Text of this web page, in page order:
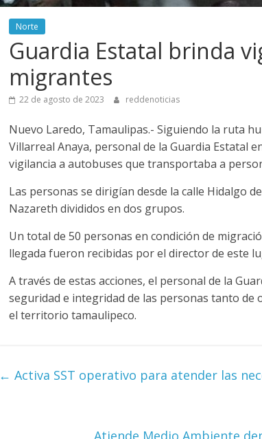
Norte
Guardia Estatal brinda
migrantes
22 de agosto de 2023 reddenoticias
Nuevo Laredo, Tamaulipas.- Siguiendo la ruta
Villarreal Anaya, personal de la Guardia Estatal
vigilancia a autobuses que transportaba a
Las personas se dirigían desde la calle Hidalgo
Nazareth divididos en dos grupos.
Un total de 50 personas en condición de
llegada fueron recibidas por el director de este
A través de estas acciones, el personal de la
seguridad e integridad de las personas tanto
el territorio tamaulipeco.
← Activa SST operativo para atender las
Atiende Medio Ambiente